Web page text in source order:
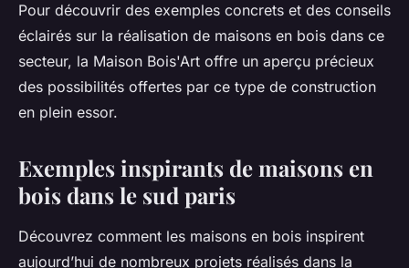
Pour découvrir des exemples concrets et des conseils
éclairés sur la réalisation de maisons en bois dans ce
secteur, la Maison Bois'Art offre un aperçu précieux
des possibilités offertes par ce type de construction
en plein essor.
Exemples inspirants de maisons en
bois dans le sud paris
Découvrez comment les maisons en bois inspirent
aujourd’hui de nombreux projets réalisés dans la